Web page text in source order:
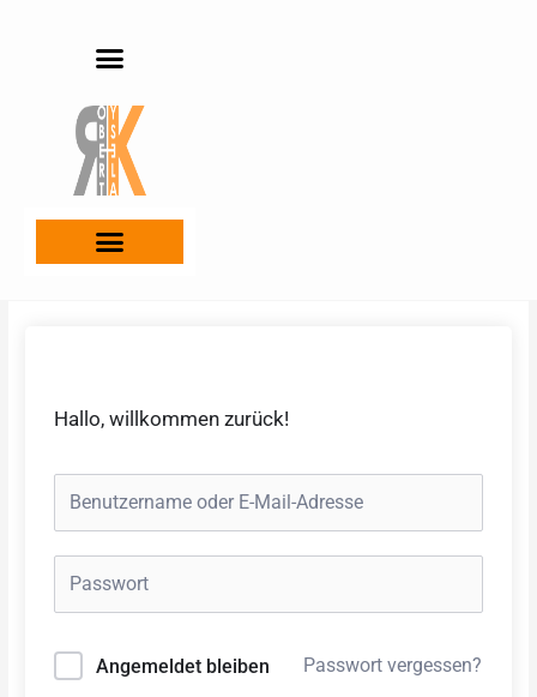
Hallo, willkommen zurück!
Angemeldet bleiben Passwort vergessen?